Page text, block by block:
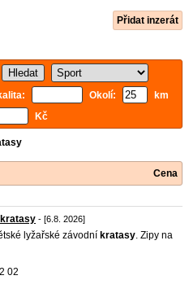
Přidat inzerát
Okolí:
km
Kč
Cena
- [6.8. 2026]
lyžařské závodní kratasy. Zipy na
02